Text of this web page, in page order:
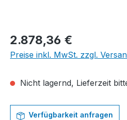
Regulärer Preis:
2.878,36 €
Preise inkl. MwSt. zzgl.
Nicht lagernd, Lieferzeit
Verfügbarkeit anfragen